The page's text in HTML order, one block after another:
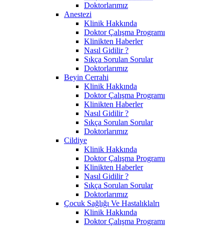
Doktorlarımız
Anestezi
Klinik Hakkında
Doktor Çalışma Programı
Klinikten Haberler
Nasıl Gidilir ?
Sıkça Sorulan Sorular
Doktorlarımız
Beyin Cerrahi
Klinik Hakkında
Doktor Çalışma Programı
Klinikten Haberler
Nasıl Gidilir ?
Sıkça Sorulan Sorular
Doktorlarımız
Cildiye
Klinik Hakkında
Doktor Çalışma Programı
Klinikten Haberler
Nasıl Gidilir ?
Sıkça Sorulan Sorular
Doktorlarımız
Çocuk Sağlığı Ve Hastalıklalrı
Klinik Hakkında
Doktor Çalışma Programı